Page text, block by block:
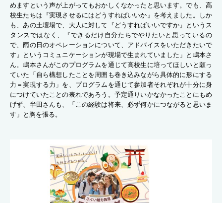
めますという声が上がってもおかしくなかったと思います。でも、高
校生たちは『実現させるにはどうすればいいか』を考えました。しか
も、あの土壇場で、大人に対して『どうすればいいですか』というス
タンスではなく、『できるだけ自分たちでやりたいと思っているの
で、雨の日のオペレーションについて、アドバイスをいただきたいで
す』というコミュニケーションが現場で生まれていました」と嶋本さ
ん。嶋本さんがこのプログラムを通じて高校生に培ってほしいと願っ
ていた「自ら構想したことを周囲も巻き込みながら具体的に形にする
力＝実現する力」を、プログラムを通じて参加者それぞれが十分に身
につけていたことの表れであろう。予定通りいかなかったことにもめ
げず、半田さんも、「この経験は将来、必ず何かにつながると思いま
す」と胸を張る。